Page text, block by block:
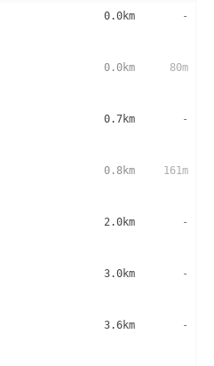
0.0km -
0.0km 80m
0.7km -
0.8km 161m
2.0km -
3.0km -
3.6km -